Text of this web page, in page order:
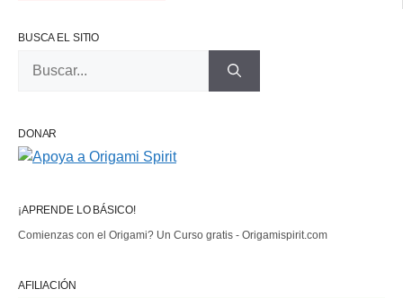
BUSCA EL SITIO
DONAR
¡APRENDE LO BÁSICO!
Comienzas con el Origami? Un Curso gratis - Origamispirit.com
AFILIACIÓN